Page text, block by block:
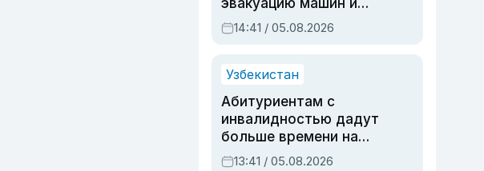
эвакуацию машин и
штрафстоянки
14:41 / 05.08.2026
Узбекистан
Абитуриентам с
инвалидностью дадут
больше времени на
вступительных
13:41 / 05.08.2026